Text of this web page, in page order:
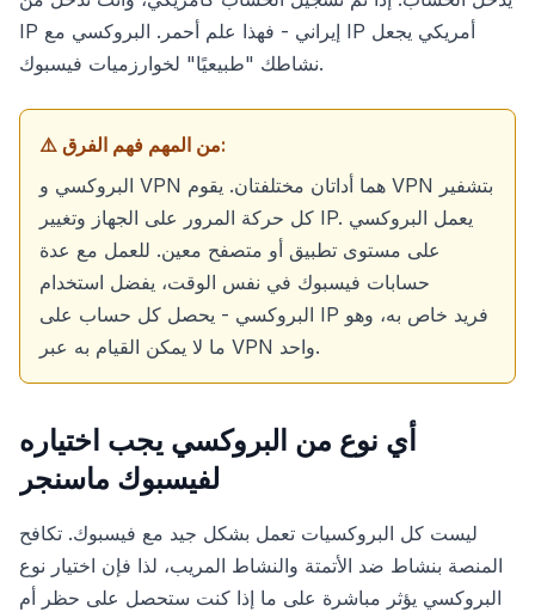
IP إيراني - فهذا علم أحمر. البروكسي مع IP أمريكي يجعل
نشاطك "طبيعيًا" لخوارزميات فيسبوك.
⚠️ من المهم فهم الفرق:
البروكسي و VPN هما أداتان مختلفتان. يقوم VPN بتشفير
كل حركة المرور على الجهاز وتغيير IP. يعمل البروكسي
على مستوى تطبيق أو متصفح معين. للعمل مع عدة
حسابات فيسبوك في نفس الوقت، يفضل استخدام
البروكسي - يحصل كل حساب على IP فريد خاص به، وهو
ما لا يمكن القيام به عبر VPN واحد.
أي نوع من البروكسي يجب اختياره
لفيسبوك ماسنجر
ليست كل البروكسيات تعمل بشكل جيد مع فيسبوك. تكافح
المنصة بنشاط ضد الأتمتة والنشاط المريب، لذا فإن اختيار نوع
البروكسي يؤثر مباشرة على ما إذا كنت ستحصل على حظر أم